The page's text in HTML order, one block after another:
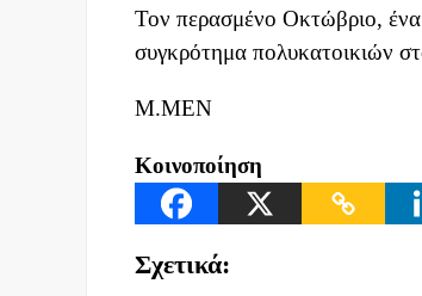
Τον περασμένο Οκτώβριο,
συγκρότημα πολυκατοικιών
Μ.ΜΕΝ
Κοινοποίηση
Σχετικά: